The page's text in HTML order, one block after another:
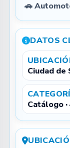
🚗
DATOS
Ciudad
Catálogo